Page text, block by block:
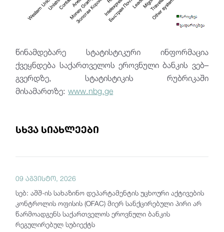
წინამდებარე სტატისტიკური ინფორმაცია
ქვეყნდება საქართველოს ეროვნული ბანკის ვებ–
გვერდზე, სტატისტიკის რუბრიკაში
მისამართზე:www.nbg.ge
სხვა სიახლეები
09 აგვისტო, 2026
სებ: აშშ-ის სახაზინო დეპარტამენტის უცხოური აქტივების
კონტროლის ოფისის (OFAC) მიერ სანქცირებული პირი არ
წარმოადგენს საქართველოს ეროვნული ბანკის
რეგულირებულ სუბიექტს